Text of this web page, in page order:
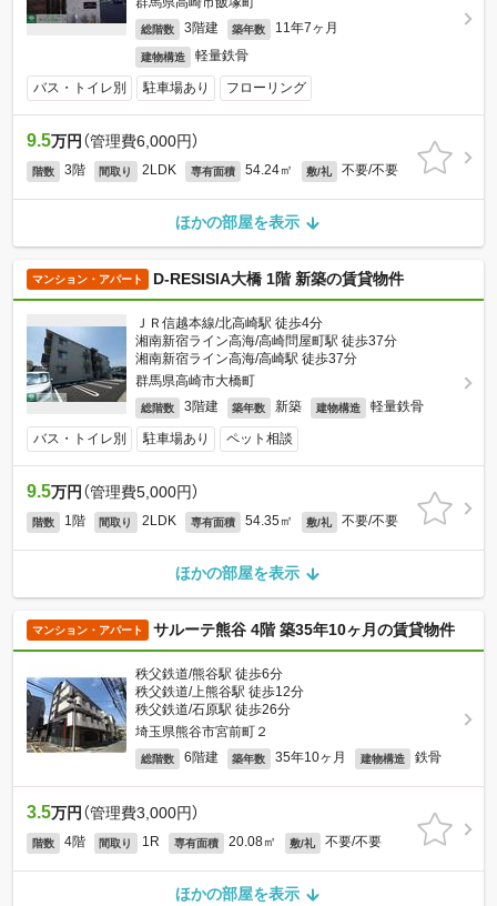
総階数 3階建 築年数 11年7ヶ月
建物構造 軽量鉄骨
バス・トイレ別 駐車場あり フローリング
9.5万円 （管理費6,000円）
階数 3階 間取り 2LDK 専有面積 54.24㎡ 敷/礼 不要/不要
ほかの部屋を表示
マンション・アパート D-RESISIA大橋 1階 新築の賃貸物件
ＪＲ信越本線/北高崎駅 徒歩4分
湘南新宿ライン高海/高崎問屋町駅 徒歩37分
湘南新宿ライン高海/高崎駅 徒歩37分
群馬県高崎市大橋町
総階数 3階建 築年数 新築 建物構造 軽量鉄骨
バス・トイレ別 駐車場あり ペット相談
9.5万円 （管理費5,000円）
階数 1階 間取り 2LDK 専有面積 54.35㎡ 敷/礼 不要/不要
ほかの部屋を表示
マンション・アパート サルーテ熊谷 4階 築35年10ヶ月の賃貸物件
秩父鉄道/熊谷駅 徒歩6分
秩父鉄道/上熊谷駅 徒歩12分
秩父鉄道/石原駅 徒歩26分
埼玉県熊谷市宮前町２
総階数 6階建 築年数 35年10ヶ月 建物構造 鉄骨
3.5万円 （管理費3,000円）
階数 4階 間取り 1R 専有面積 20.08㎡ 敷/礼 不要/不要
ほかの部屋を表示